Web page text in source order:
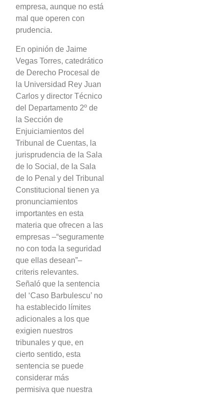
empresa, aunque no está
mal que operen con
prudencia.
En opinión de Jaime
Vegas Torres, catedrático
de Derecho Procesal de
la Universidad Rey Juan
Carlos y director Técnico
del Departamento 2º de
la Sección de
Enjuiciamientos del
Tribunal de Cuentas, la
jurisprudencia de la Sala
de lo Social, de la Sala
de lo Penal y del Tribunal
Constitucional tienen ya
pronunciamientos
importantes en esta
materia que ofrecen a las
empresas –“seguramente
no con toda la seguridad
que ellas desean”–
criteris relevantes.
Señaló que la sentencia
del ‘Caso Barbulescu’ no
ha establecido límites
adicionales a los que
exigien nuestros
tribunales y que, en
cierto sentido, esta
sentencia se puede
considerar más
permisiva que nuestra